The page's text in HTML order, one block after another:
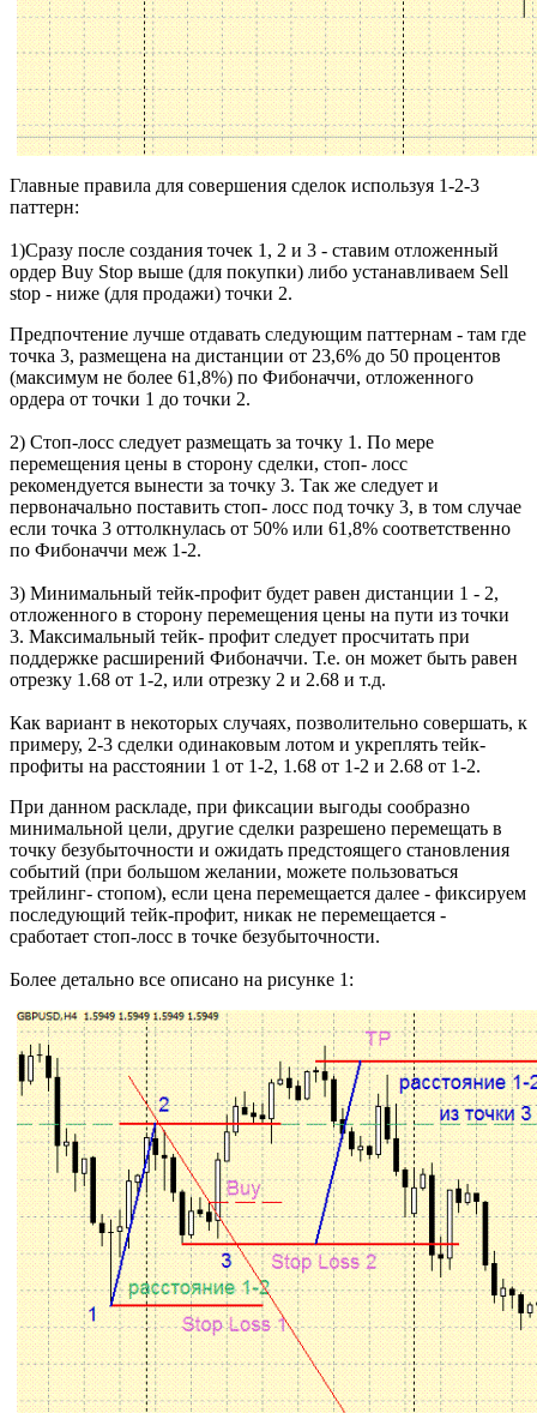
Главные правила для совершения сделок используя 1-2-3
паттерн:
1)Сразу после создания точек 1, 2 и 3 - ставим отложенный
ордер Buy Stop выше (для покупки) либо устанавливаем Sell
stop - ниже (для продажи) точки 2.
Предпочтение лучше отдавать следующим паттернам - там где
точка 3, размещена на дистанции от 23,6% до 50 процентов
(максимум не более 61,8%) по Фибоначчи, отложенного
ордера от точки 1 до точки 2.
2) Стоп-лосс следует размещать за точку 1. По мере
перемещения цены в сторону сделки, стоп- лосс
рекомендуется вынести за точку 3. Так же следует и
первоначально поставить стоп- лосс под точку 3, в том случае
если точка 3 оттолкнулась от 50% или 61,8% соответственно
по Фибоначчи меж 1-2.
3) Минимальный тейк-профит будет равен дистанции 1 - 2,
отложенного в сторону перемещения цены на пути из точки
3. Максимальный тейк- профит следует просчитать при
поддержке расширений Фибоначчи. Т.е. он может быть равен
отрезку 1.68 от 1-2, или отрезку 2 и 2.68 и т.д.
Как вариант в некоторых случаях, позволительно совершать, к
примеру, 2-3 сделки одинаковым лотом и укреплять тейк-
профиты на расстоянии 1 от 1-2, 1.68 от 1-2 и 2.68 от 1-2.
При данном раскладе, при фиксации выгоды сообразно
минимальной цели, другие сделки разрешено перемещать в
точку безубыточности и ожидать предстоящего становления
событий (при большом желании, можете пользоваться
трейлинг- стопом), если цена перемещается далее - фиксируем
последующий тейк-профит, никак не перемещается -
сработает стоп-лосс в точке безубыточности.
Более детально все описано на рисунке 1: